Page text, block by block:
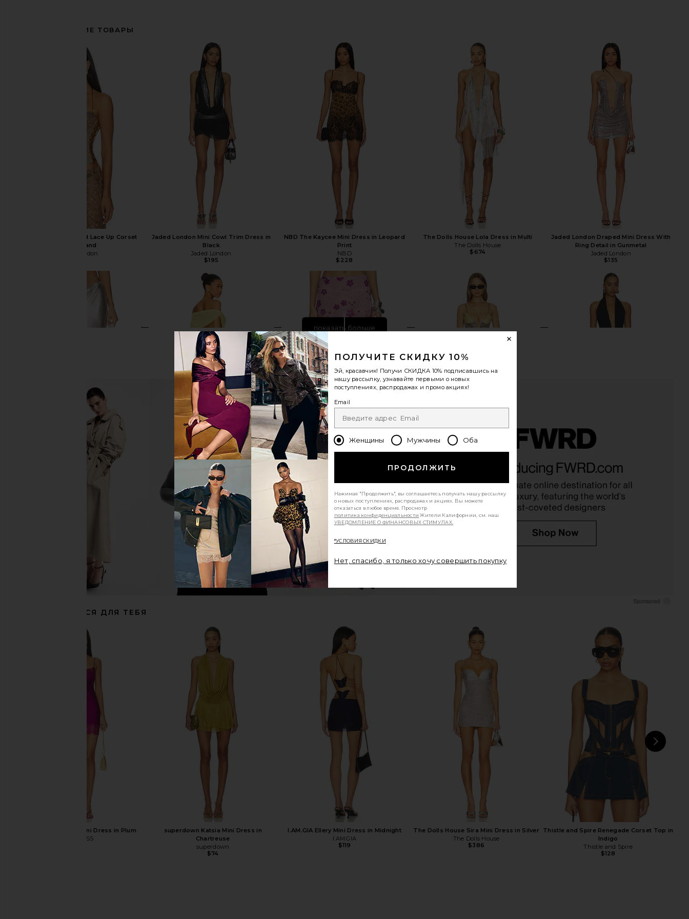
СОПУТСТВУЮЩИЕ ТОВАРЫ
Jaded London Draped Lace Up Corset
Top in Sand
Jaded London
Jaded London Mini Cowl Trim Dress in
Black
Jaded London
$195
NBD The Kaycee Mini Dress in Leopard
Print
NBD
$228
The Dolls House Lola Dress in Multi
The Dolls House
$674
Jaded London Draped Mini Dress With
Ring Detail in Gunmetal
Jaded London
$135
FAE Halo Glomesh Skirt in Silver
I.AM.GIA Khalo Maxi Dress in Yellow
I.AM.GIA
$135
Jaded London Flower Ellora Mini Skirt in
Jaded London
The Dolls House Renni Mini Dress in
The Dolls House
Previous price:
NBD Remi Mini Dress in Black
NBD
$180
Jaded London Ellora Bead Mesh Dress
in Burgundy
Jaded London
Mother of All Swan Mini Dress in White
Mother of All
FAE Halo Glomesh Skirt in Gold
FAE
показать больше
РЕКОМЕНДУЕТСЯ ДЛЯ ТЕБЯ
LIONESS Angelic Mini Dress in Plum
LIONESS
superdown Katsia Mini Dress in
Chartreuse
superdown
$74
I.AM.GIA Ellery Mini Dress in Midnight
I.AM.GIA
$119
The Dolls House Sira Mini Dress in Silver
The Dolls House
$386
Thistle and Spire Renegade Corset Top in
Indigo
Thistle and Spire
$128
ПОЛУЧИТЕ СКИДКУ 10%
Эй, красавчик! Получи СКИДКА 10% подписавшись на
нашу рассылку, узнавайте первыми о новых
поступлениях, распродажах и промо акциях!
Email
Женщины Мужчины Оба
ПРОДОЛЖИТЬ
Нажимая "Продолжить", вы соглашаетесь получать нашу рассылку
о новых поступлениях, распродажах и акциях. Вы можете
отказаться в любое время. Просмотр
политика конфиденциальности Жители Калифорнии, см. наш
УВЕДОМЛЕНИЕ О ФИНАНСОВЫХ СТИМУЛАХ.
*УСЛОВИЯ СКИДКИ
Нет, спасибо, я только хочу совершить покупку